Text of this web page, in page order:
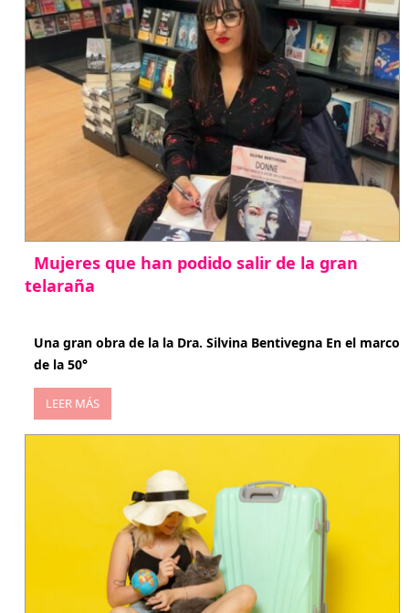
Mujeres que han podido salir de la gran
telaraña
Una gran obra de la la Dra. Silvina Bentivegna En el marco
de la 50°
LEER MÁS